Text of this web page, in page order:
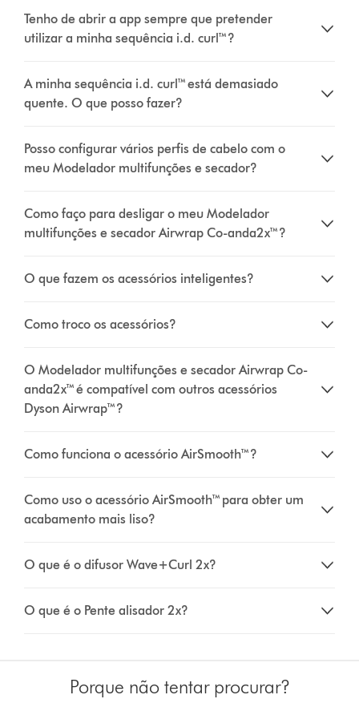
Tenho de abrir a app sempre que pretender
utilizar a minha sequência i.d. curl™?
A minha sequência i.d. curl™ está demasiado
quente. O que posso fazer?
Posso configurar vários perfis de cabelo com o
meu Modelador multifunções e secador?
Como faço para desligar o meu Modelador
multifunções e secador Airwrap Co-anda2x™?
O que fazem os acessórios inteligentes?
Como troco os acessórios?
O Modelador multifunções e secador Airwrap Co-
anda2x™ é compatível com outros acessórios
Dyson Airwrap™?
Como funciona o acessório AirSmooth™?
Como uso o acessório AirSmooth™ para obter um
acabamento mais liso?
O que é o difusor Wave+Curl 2x?
O que é o Pente alisador 2x?
Porque não tentar procurar?